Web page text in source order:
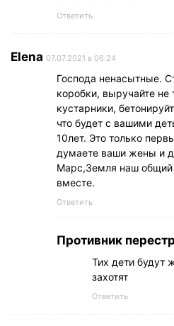
Ответить
Elena 07.07.2021 в 06:24
Господа ненасытные.
коробки, выручайте не
кустарники,
что будет с вашими
10лет. Это только
думаете ваши жены и
Марс,Земля наш общий
вместе.
Ответить
Противник
Тих дети будут
захотят
Ответить